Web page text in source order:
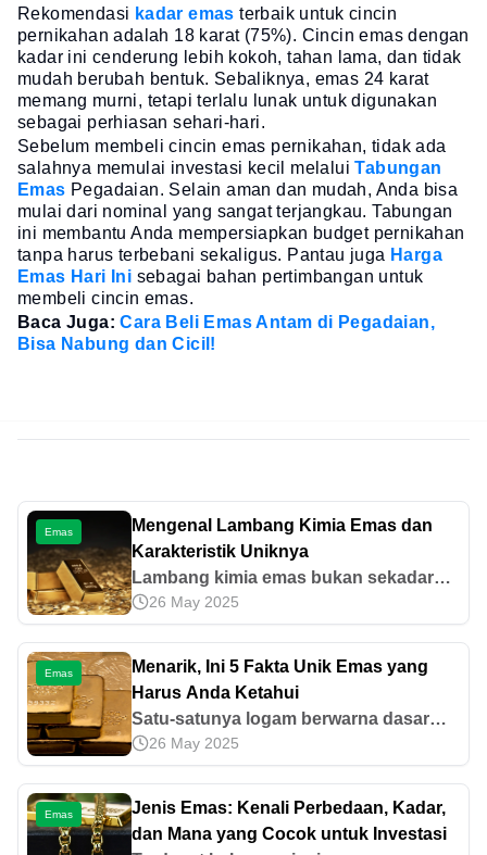
Rekomendasi kadar emas terbaik untuk cincin
pernikahan adalah 18 karat (75%). Cincin emas dengan
kadar ini cenderung lebih kokoh, tahan lama, dan tidak
mudah berubah bentuk. Sebaliknya, emas 24 karat
memang murni, tetapi terlalu lunak untuk digunakan
sebagai perhiasan sehari-hari.
Sebelum membeli cincin emas pernikahan, tidak ada
salahnya memulai investasi kecil melaluiTabungan
Emas Pegadaian. Selain aman dan mudah, Anda bisa
mulai dari nominal yang sangat terjangkau. Tabungan
ini membantu Anda mempersiapkan budget pernikahan
tanpa harus terbebani sekaligus. Pantau juga Harga
Emas Hari Ini sebagai bahan pertimbangan untuk
membeli cincin emas.
Baca Juga:Cara Beli Emas Antam di Pegadaian,
Bisa Nabung dan Cicil!
Emas
Mengenal Lambang Kimia Emas dan
Karakteristik Uniknya
Lambang kimia emas bukan sekadar
simbol, tetapi mencerminkan nilai
investasi yang tidak lekang oleh waktu.
Yuk, simak informasi selengkapnya di
artikel ini!
26 May 2025
Emas
Menarik, Ini 5 Fakta Unik Emas yang
Harus Anda Ketahui
Satu-satunya logam berwarna dasar
kuning ini juga memiliki beberapa fakta
unik yang menarik untuk diketahui.
26 May 2025
Emas
Jenis Emas: Kenali Perbedaan, Kadar,
dan Mana yang Cocok untuk Investasi